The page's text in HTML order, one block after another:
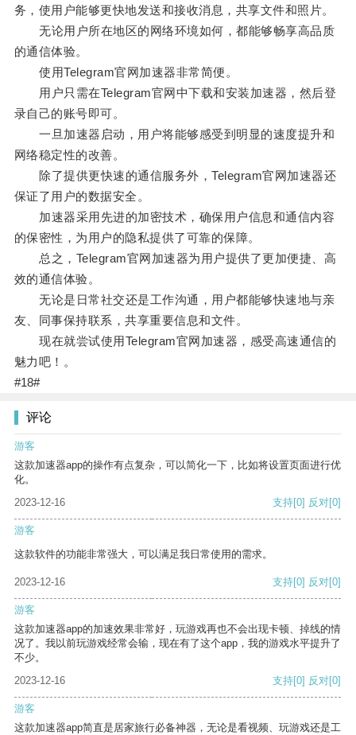
务，使用户能够更快地发送和接收消息，共享文件和照片。
无论用户所在地区的网络环境如何，都能够畅享高品质
的通信体验。
使用Telegram官网加速器非常简便。
用户只需在Telegram官网中下载和安装加速器，然后登
录自己的账号即可。
一旦加速器启动，用户将能够感受到明显的速度提升和
网络稳定性的改善。
除了提供更快速的通信服务外，Telegram官网加速器还
保证了用户的数据安全。
加速器采用先进的加密技术，确保用户信息和通信内容
的保密性，为用户的隐私提供了可靠的保障。
总之，Telegram官网加速器为用户提供了更加便捷、高
效的通信体验。
无论是日常社交还是工作沟通，用户都能够快速地与亲
友、同事保持联系，共享重要信息和文件。
现在就尝试使用Telegram官网加速器，感受高速通信的
魅力吧！。
#18#
评论
游客
这款加速器app的操作有点复杂，可以简化一下，比如将设置页面进行优
化。
2023-12-16
支持[0] 反对[0]
游客
这款软件的功能非常强大，可以满足我日常使用的需求。
2023-12-16 支持[0] 反对[0]
游客
这款加速器app的加速效果非常好，玩游戏再也不会出现卡顿、掉线的情
况了。我以前玩游戏经常会输，现在有了这个app，我的游戏水平提升了
不少。
2023-12-16
支持[0] 反对[0]
游客
这款加速器app简直是居家旅行必备神器，无论是看视频、玩游戏还是工